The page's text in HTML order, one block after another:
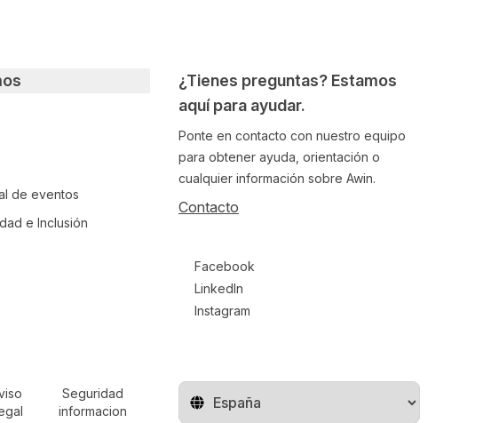
Cambiar de región
¿Tienes preguntas? Estamos
aquí para ayudar.
Ponte en contacto con nuestro equipo
para obtener ayuda, orientación o
cualquier información sobre Awin.
Contacto
Facebook
LinkedIn
Instagram
de eventos
e Inclusión
Seguridad
informacion